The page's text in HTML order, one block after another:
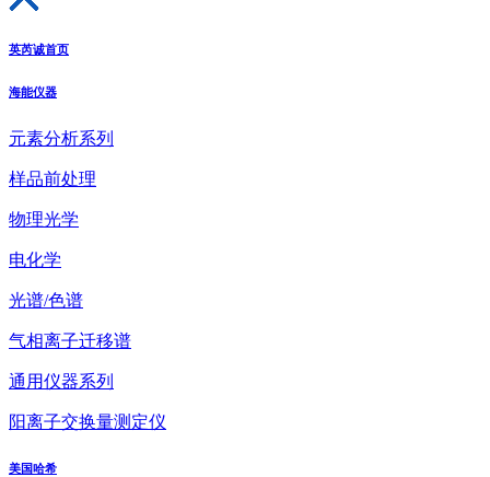
英芮诚首页
海能仪器
元素分析系列
样品前处理
物理光学
电化学
光谱/色谱
气相离子迁移谱
通用仪器系列
阳离子交换量测定仪
美国哈希